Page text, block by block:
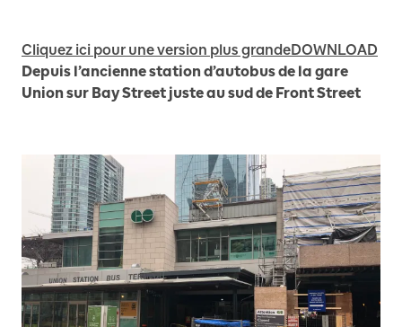
Cliquez ici pour une version plus grandeDOWNLOAD
Depuis l’ancienne station d’autobus de la gare
Union sur Bay Street juste au sud de Front Street